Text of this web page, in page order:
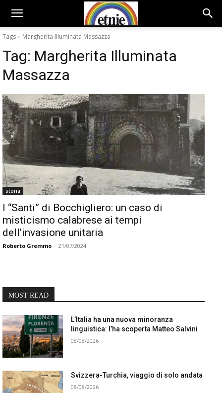
Tags Margherita Illuminata Massazza
Tag: Margherita Illuminata
Massazza
storia
I “Santi” di Bocchigliero: un caso di
misticismo calabrese ai tempi
dell’invasione unitaria
Roberto Gremmo - 21/07/2024
MOST READ
L’Italia ha una nuova minoranza
linguistica: l’ha scoperta Matteo Salvini
08/08/2026
Svizzera-Turchia, viaggio di solo andata
08/08/2026